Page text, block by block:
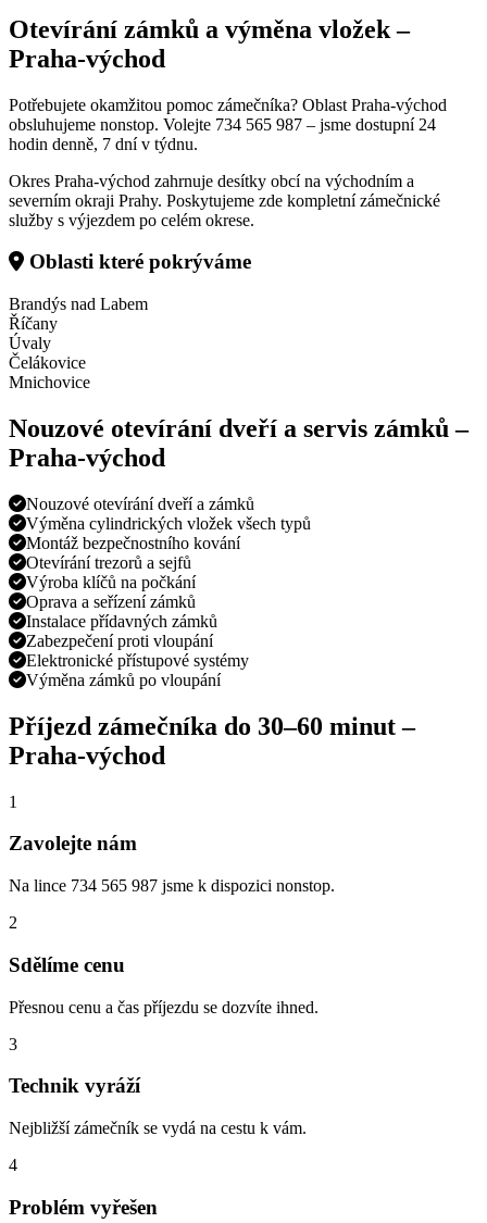
Otevírání zámků a výměna vložek –
Praha-východ
Potřebujete okamžitou pomoc zámečníka? Oblast Praha-východ
obsluhujeme nonstop. Volejte 734 565 987 – jsme dostupní 24
hodin denně, 7 dní v týdnu.
Okres Praha-východ zahrnuje desítky obcí na východním a
severním okraji Prahy. Poskytujeme zde kompletní zámečnické
služby s výjezdem po celém okrese.
Oblasti které pokrýváme
Brandýs nad Labem
Říčany
Úvaly
Čelákovice
Mnichovice
Nouzové otevírání dveří a servis zámků –
Praha-východ
Nouzové otevírání dveří a zámků
Výměna cylindrických vložek všech typů
Montáž bezpečnostního kování
Otevírání trezorů a sejfů
Výroba klíčů na počkání
Oprava a seřízení zámků
Instalace přídavných zámků
Zabezpečení proti vloupání
Elektronické přístupové systémy
Výměna zámků po vloupání
Příjezd zámečníka do 30–60 minut–
Praha-východ
1
Zavolejte nám
Na lince 734 565 987 jsme k dispozici nonstop.
2
Sdělíme cenu
Přesnou cenu a čas příjezdu se dozvíte ihned.
3
Technik vyráží
Nejbližší zámečník se vydá na cestu k vám.
4
Problém vyřešen